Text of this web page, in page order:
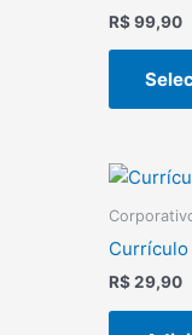
R$99,90
R$29,90